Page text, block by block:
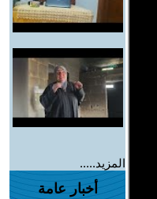
المزيد.....
أخبار عامة